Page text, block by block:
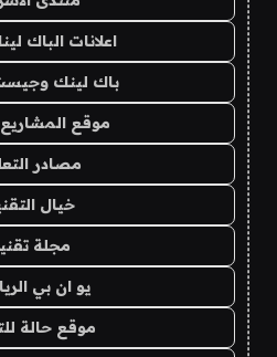
اعلانات الباك لينك
باك لينك
موقع المشاريع
مصادر
خيال
مجلة
يو ان بي
موقع حالة